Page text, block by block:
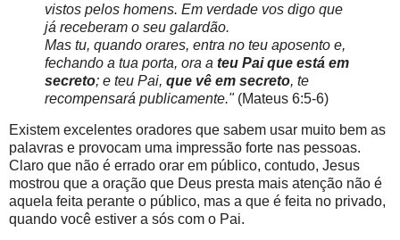
vistos pelos homens. Em verdade vos digo que
já receberam o seu galardão.
Mas tu, quando orares, entra no teu aposento e,
fechando a tua porta, ora a teu Pai que está em
secreto; e teu Pai, que vê em secreto, te
recompensará publicamente."(Mateus 6:5-6)
Existem excelentes oradores que sabem usar muito bem as
palavras e provocam uma impressão forte nas pessoas.
Claro que não é errado orar em público, contudo, Jesus
mostrou que a oração que Deus presta mais atenção não é
aquela feita perante o público, mas a que é feita no privado,
quando você estiver a sós com o Pai.